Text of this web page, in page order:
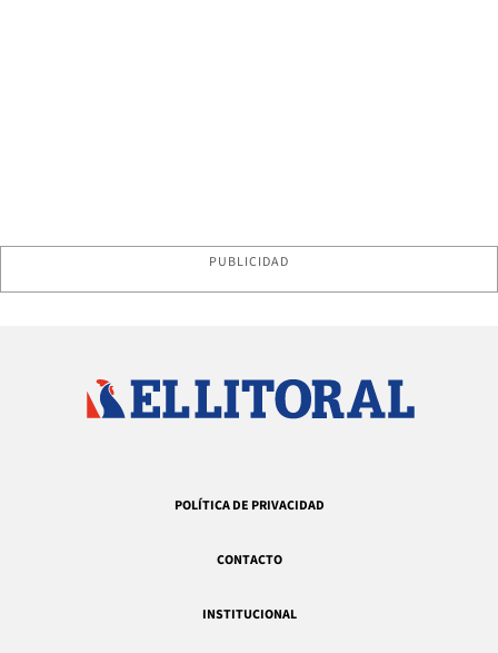
PUBLICIDAD
POLÍTICA DE PRIVACIDAD
CONTACTO
INSTITUCIONAL